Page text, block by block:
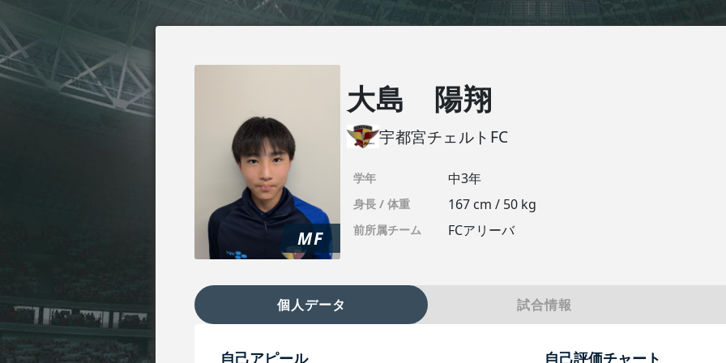
MF
大島 陽翔
宇都宮チェルトFC
学年 中3年
身長 / 体重 167 cm / 50 kg
前所属チーム FCアリーバ
個人データ 試合情報
自己アピール 自己評価チャート